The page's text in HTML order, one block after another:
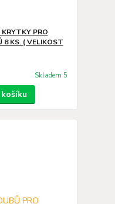
PRO
8 KS. ( VELIKOST
Skladem 5